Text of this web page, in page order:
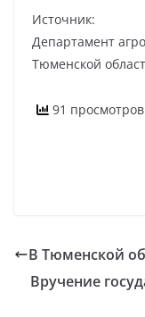
Источник:
Департамент
Тюменской
91
В Тюменской
Вручение